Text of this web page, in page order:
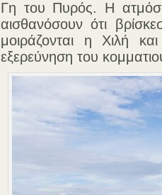
Γη του Πυρός. Η
αισθανόσουν ότι
μοιράζονται η Χιλή
εξερεύνηση του